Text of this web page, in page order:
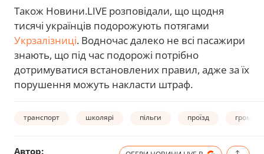
Також Новини.LIVE розповідали, що щодня
тисячі українців подорожують потягами
Укрзалізниці. Водночас далеко не всі пасажири
знають, що під час подорожі потрібно
дотримуватися встановлених правил, адже за їх
порушення можуть накласти штраф.
транспорт школярі пільги проїзд
Автор: